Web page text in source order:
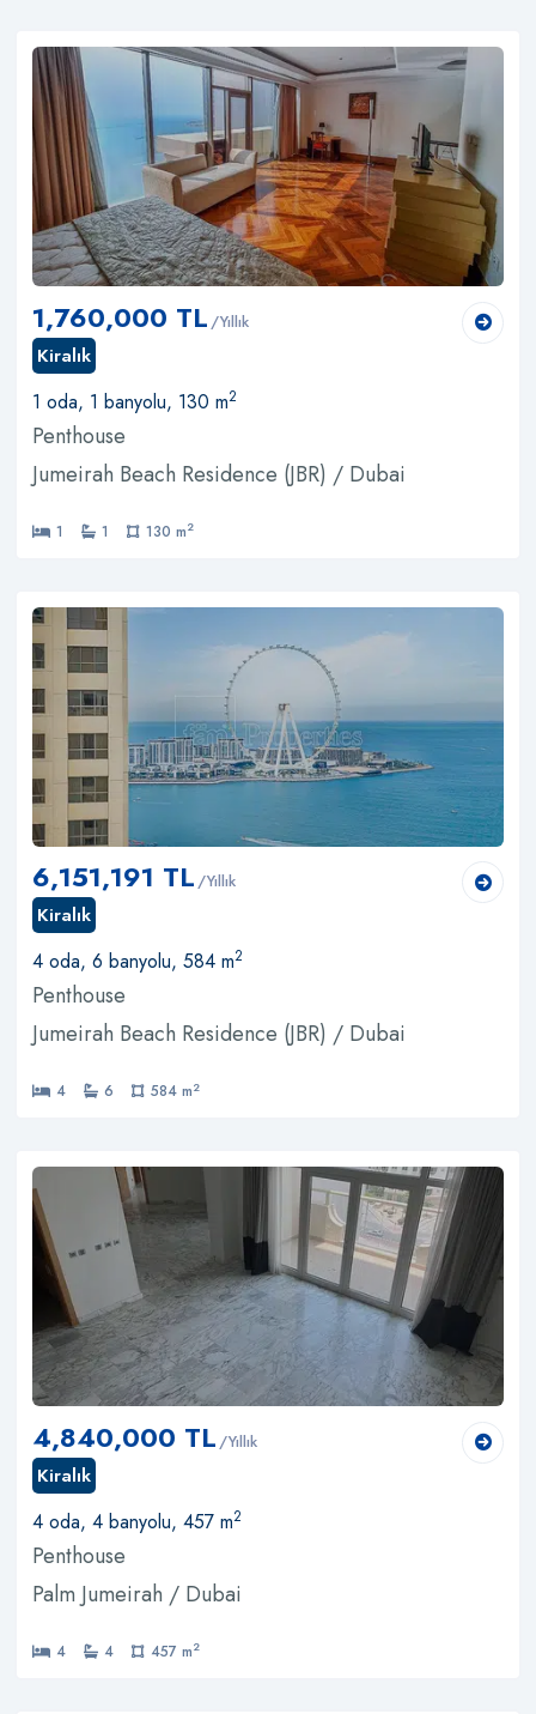
1,760,000 TL /Yıllık
Kiralık
1 oda, 1 banyolu, 130 m2
Penthouse
Jumeirah Beach Residence (JBR) / Dubai
1 1 130 m2
6,151,191 TL /Yıllık
Kiralık
4 oda, 6 banyolu, 584 m2
Penthouse
Jumeirah Beach Residence (JBR) / Dubai
4 6 584 m2
4,840,000 TL /Yıllık
Kiralık
4 oda, 4 banyolu, 457 m2
Penthouse
Palm Jumeirah / Dubai
4 4 457 m2